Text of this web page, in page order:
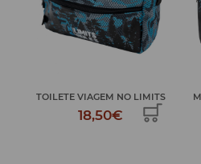
TOILETE VIAGEM NO LIMITS
18,50€